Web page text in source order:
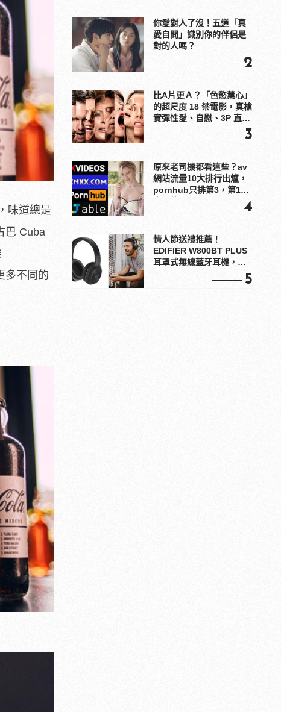
味道總是
巴 Cuba
多不同的
你愛對人了沒！五道「真
愛自問」識別你的伴侶是
對的人嗎？
2
比A片更Ａ？「色慾薰心」
的超尺度 18 禁電影，真槍
實彈性愛、自慰、3P 直接
3
原來老司機都看這些？av
網站流量10大排行出爐，
pornhub只排第3，第1名
4
情人節送禮推薦！
EDIFIER W800BT PLUS
耳罩式無線藍牙耳機，在
5